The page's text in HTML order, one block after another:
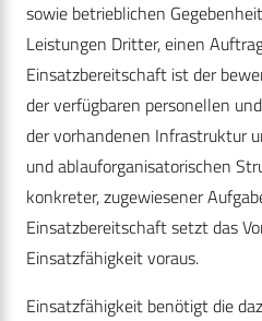
sowie betrieblichen
Leistungen Dritter, einen
Einsatzbereitschaft ist der
der verfügbaren personellen
der vorhandenen Infrastruktur
und ablauforganisatorischen
konkreter, zugewiesener
Einsatzbereitschaft setzt das
Einsatzfähigkeit voraus.
Einsatzfähigkeit benötigt die